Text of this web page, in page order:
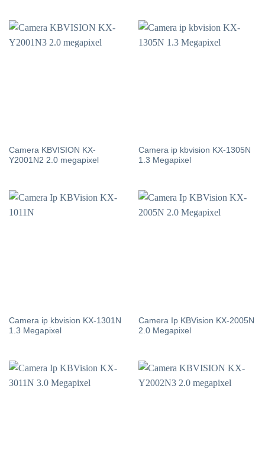
Camera KBVISION KX-
Y2001N2 2.0 megapixel
Camera ip kbvision KX-1305N
1.3 Megapixel
Camera ip kbvision KX-1301N
1.3 Megapixel
Camera Ip KBVision KX-2005N
2.0 Megapixel